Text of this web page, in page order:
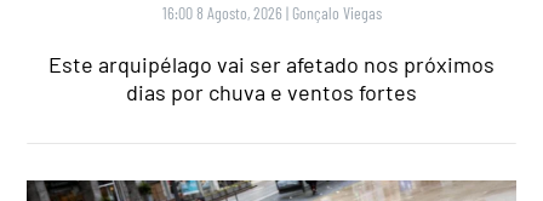
16:00 8 Agosto, 2026 | Gonçalo Viegas
Este arquipélago vai ser afetado nos próximos
dias por chuva e ventos fortes